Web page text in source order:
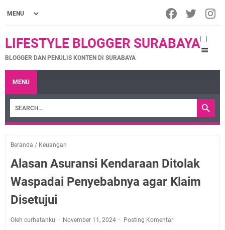
LIFESTYLE BLOGGER SURABAYA
BLOGGER DAN PENULIS KONTEN DI SURABAYA
MENU
Beranda / Keuangan
Alasan Asuransi Kendaraan Ditolak
Waspadai Penyebabnya agar Klaim
Disetujui
Oleh curhatanku November 11, 2024 Posting Komentar